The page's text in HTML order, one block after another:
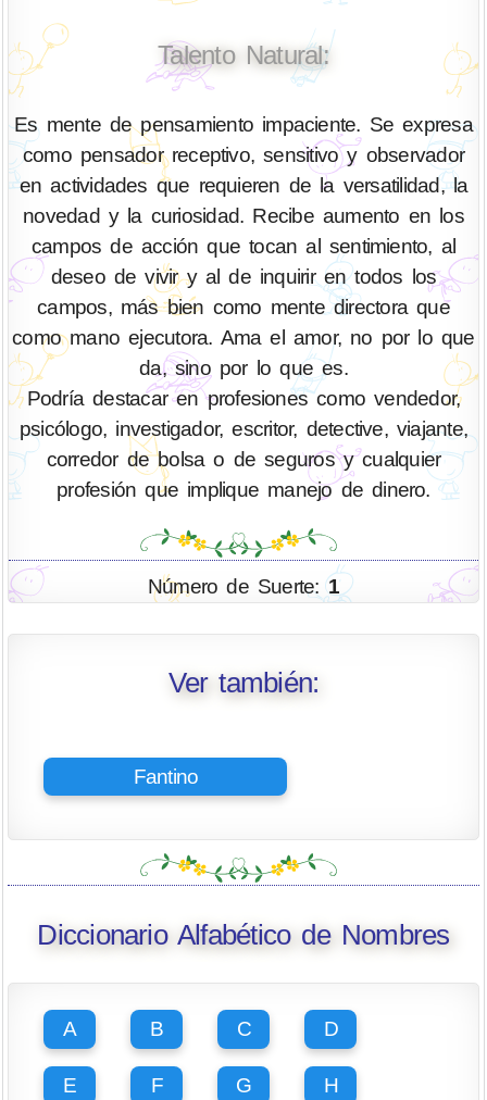
Talento Natural:
Es mente de pensamiento impaciente. Se expresa
como pensador receptivo, sensitivo y observador
en actividades que requieren de la versatilidad, la
novedad y la curiosidad. Recibe aumento en los
campos de acción que tocan al sentimiento, al
deseo de vivir y al de inquirir en todos los
campos, más bien como mente directora que
como mano ejecutora. Ama el amor, no por lo que
da, sino por lo que es.
Podría destacar en profesiones como vendedor,
psicólogo, investigador, escritor, detective, viajante,
corredor de bolsa o de seguros y cualquier
profesión que implique manejo de dinero.
Número de Suerte:1
Ver también:
Fantino
Diccionario Alfabético de Nombres
A B C D
E F G H